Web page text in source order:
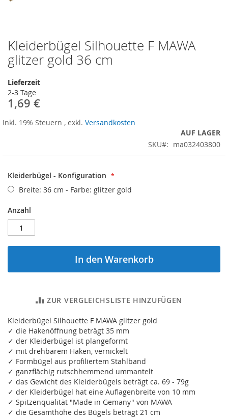
Kleiderbügel Silhouette F MAWA
glitzer gold 36 cm
Lieferzeit
2-3 Tage
1,69 €
Inkl. 19% Steuern , exkl. Versandkosten
AUF LAGER
SKU
ma032403800
Kleiderbügel - Konfiguration
Breite: 36 cm - Farbe: glitzer gold
Anzahl
In den Warenkorb
ZUR VERGLEICHSLISTE HINZUFÜGEN
Kleiderbügel Silhouette F MAWA glitzer gold
✓ die Hakenöffnung beträgt 35 mm
✓ der Kleiderbügel ist plangeformt
✓ mit drehbarem Haken, vernickelt
✓ Formbügel aus profiliertem Stahlband
✓ ganzflächig rutschhemmend ummantelt
✓ das Gewicht des Kleiderbügels beträgt ca. 69 - 79g
✓ der Kleiderbügel hat eine Auflagenbreite von 10 mm
✓ Spitzenqualität "Made in Gemany" von MAWA
✓ die Gesamthöhe des Bügels beträgt 21 cm
Zum
Anfang
der
springen